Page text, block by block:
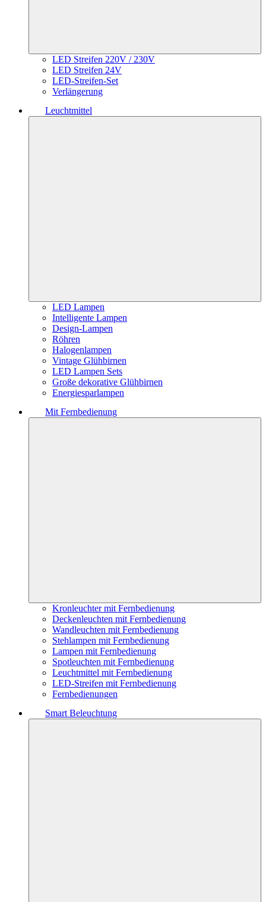
LED Streifen 220V / 230V
LED Streifen 24V
LED-Streifen-Set
Verlängerung
Leuchtmittel
LED Lampen
Intelligente Lampen
Design-Lampen
Röhren
Halogenlampen
Vintage Glühbirnen
LED Lampen Sets
Große dekorative Glühbirnen
Energiesparlampen
Mit Fernbedienung
Kronleuchter mit Fernbedienung
Deckenleuchten mit Fernbedienung
Wandleuchten mit Fernbedienung
Stehlampen mit Fernbedienung
Lampen mit Fernbedienung
Spotleuchten mit Fernbedienung
Leuchtmittel mit Fernbedienung
LED-Streifen mit Fernbedienung
Fernbedienungen
Smart Beleuchtung